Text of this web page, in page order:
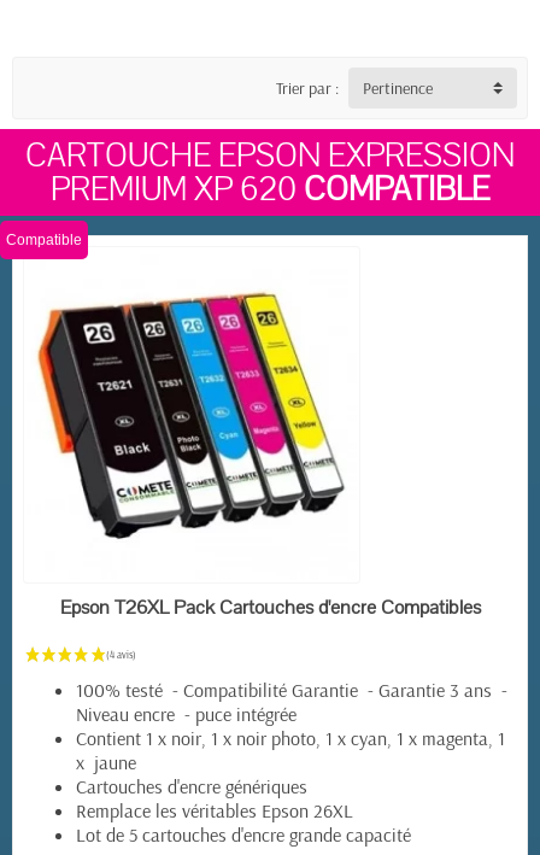
Trier par : Pertinence
CARTOUCHE EPSON EXPRESSION
PREMIUM XP 620 COMPATIBLE
EN STOCK
Compatible
Epson T26XL Pack Cartouches d'encre Compatibles
100% testé - Compatibilité Garantie - Garantie 3 ans -
Niveau encre - puce intégrée
Contient 1 x noir, 1 x noir photo, 1 x cyan, 1 x magenta, 1
x jaune
Cartouches d'encre génériques
Remplace les véritables Epson 26XL
Lot de 5 cartouches d'encre grande capacité